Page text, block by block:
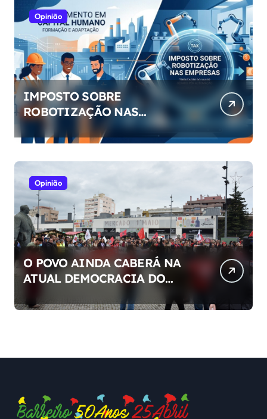
Opinião
IMPOSTO SOBRE
ROBOTIZAÇÃO NAS
EMPRESAS
Opinião
O POVO AINDA CABERÁ NA
ATUAL DEMOCRACIA DO